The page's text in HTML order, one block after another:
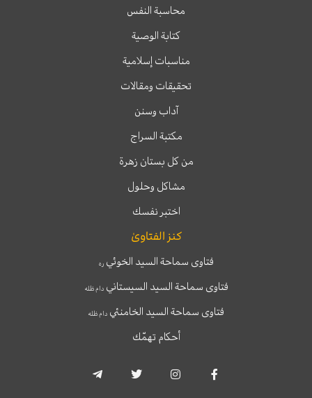
محاسبة النفس
كتابة الوصية
مناسبات إسلامية
تحقيقات ومقالات
آداب وسنن
مكتبة السراج
من كل بستان زهرة
مشاكل وحلول
اختبر نفسك
كنز الفتاوىٰ
فتاوى سماحة السيد الخوئيره
فتاوى سماحة السيد السيستانيدام ظله
فتاوى سماحة السيد الخامنئي دام ظله
أحكام تهمّك
c
s
i
l